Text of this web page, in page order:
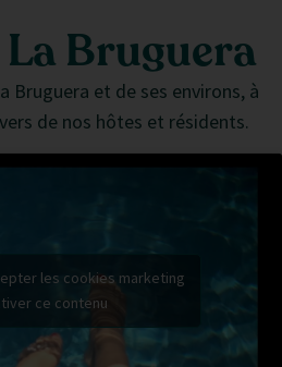
Bruguera
Bruguera et de ses environs, à
de nos hôtes et résidents.
les cookies marketing
ce contenu